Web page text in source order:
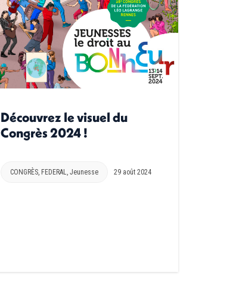
Découvrez le visuel du
Congrès 2024 !
CONGRÈS, FEDERAL, Jeunesse 29 août 2024